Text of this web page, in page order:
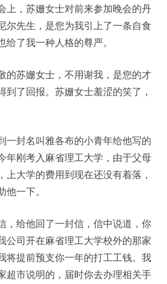
上，苏姗女士对前来参加晚会的丹
尔先生，是您为我引上了一条自食
了我一种人格的尊严。
的苏姗女士，不用谢我，是您的才
到了回报。苏姗女士羞涩的笑了，
一封名叫雅各布的小青年给他写的
年刚考入麻省理工大学，由于父母
上大学的费用到现在还没有着落，
一下。
，给他回了一封信，信中说道，你
公司开在麻省理工大学校外的那家
将提前预支你一年的打工工钱。我
超市说明的，届时你去办理相关手